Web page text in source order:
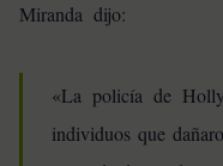
Miranda dijo:
«La policía de
individuos que